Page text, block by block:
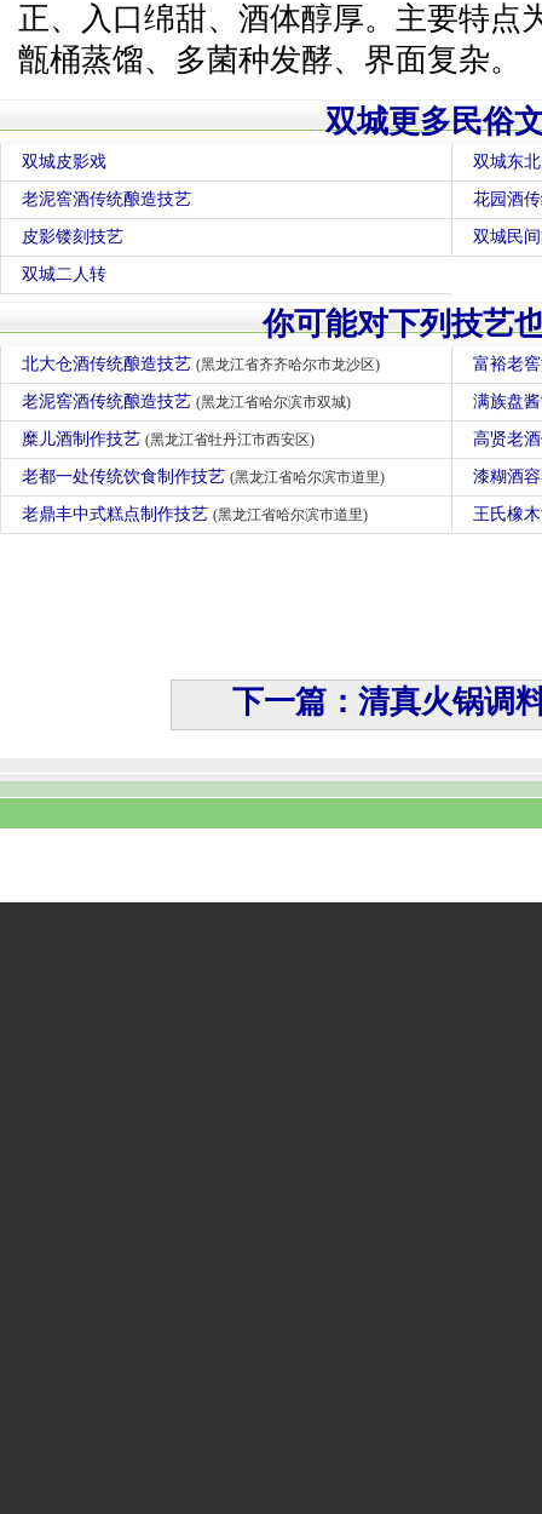
正、入口绵甜、酒体醇厚。主要特点
甑桶蒸馏、多菌种发酵、界面复杂。
双城更多民俗
双城皮影戏 双城东
老泥窖酒传统酿造技艺 花园酒
皮影镂刻技艺 双城民
双城二人转
你可能对下列技艺
北大仓酒传统酿造技艺 (黑龙江省齐齐哈尔市龙沙区) 富裕老
老泥窖酒传统酿造技艺 (黑龙江省哈尔滨市双城) 满族盘
糜儿酒制作技艺 (黑龙江省牡丹江市西安区) 高贤老
老都一处传统饮食制作技艺 (黑龙江省哈尔滨市道里) 漆糊酒
老鼎丰中式糕点制作技艺 (黑龙江省哈尔滨市道里) 王氏橡
下一篇：清真火锅调